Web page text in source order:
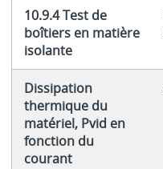
10.9.4 Test de
boîtiers en matière
isolante
Dissipation
thermique du
matériel, Pvid en
fonction du
courant